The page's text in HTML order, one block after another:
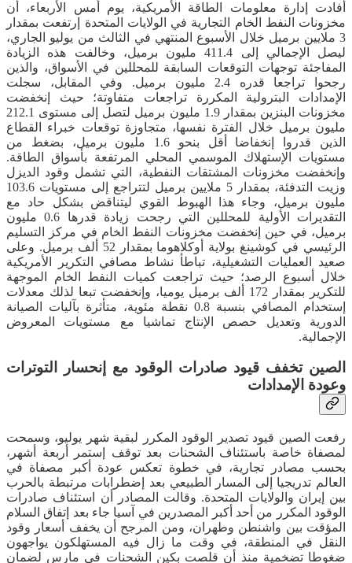
أفادت إدارة معلومات الطاقة الأمريكية، يوم أمس الأربعاء، أن
مخزونات النفط الخام التجارية في الولايات المتحدة إرتفعت بمقدار
3 ملايين برميل خلال الأسبوع المنتهي في الثالث من يوليو الجاري،
ليصل الإجمالي إلى 411.4 مليون برميل، وخالفت هذه الزيادة
المفاجئة توجهات التوقعات السابقة للمحللين في الأسواق، والذين
رجحوا تراجعا قدره 2.4 مليون برميل. وفي المقابل، سجلت
الإمدادات البترولية المكررة تراجعات متفاوتة؛ حيث إنخفضت
مخزونات البنزين بمقدار 1.9 مليون برميل لتصل إلى مستوى 212.1
مليون برميل خلال الفترة نفسها، متجاوزة توقعات خبراء القطاع
الذين قدروا إنخفاضا أقل بنحو 1.6 مليون برميل، بضغط من
مستويات الإستهلاك الموسمي المحلي المرتفعة بأسواق الطاقة.
وإنخفضت مخزونات المشتقات النفطية، التي تشمل وقود الديزل
وزيت التدفئة، بمقدار 5 ملايين برميل لتتراجع إلى مستويات 103.6
مليون برميل، وجاء هذا الهبوط القوي ليتناقض بشكل حاد مع
التقديرات الأولية للمحللين التي رجحت زيادة قدرها 0.6 مليون
برميل، في حين إنخفضت مخزونات النفط الخام في مركز التسليم
الرئيسي في كوشينغ بولاية أوكلاهوما بمقدار 52 ألف برميل. وعلى
صعيد العمليات التشغيلية، تباطأ نشاط مصافي التكرير الأمريكية
خلال أسبوع الرصد؛ حيث تراجعت كميات النفط الخام الموجهة
للتكرير بمقدار 172 ألف برميل يوميا، وإنخفضت تبعا لذلك معدلات
إستخدام المصافي بنسبة 0.8 نقطة مئوية، متأثرة بآليات الصيانة
الدورية وتعديل حصص الإنتاج تماشيا مع مستويات المعروض
الإجمالية.
الصين تخفف قيود صادرات الوقود مع إنحسار التوترات
وعودة الإمدادات
رفعت الصين قيود تصدير الوقود المكرر لبقية شهر يوليو، وسمحت
لمصفاة خاصة باستئناف الشحنات بعد توقف إستمر أربعة أشهر،
بحسب مصادر تجارية، في خطوة تعكس عودة أكبر مصفاة في
العالم تدريجيا إلى المسار الطبيعي بعد إضطرابات مرتبطة بالحرب
بين إيران والولايات المتحدة. وقالت المصادر أن استئناف صادرات
الوقود المكرر من أحد أكبر المصدرين في آسيا جاء بعد إتفاق السلام
المؤقت بين واشنطن وطهران، ومن المرجح أن يخفف أسعار وقود
النقل في المنطقة، في وقت ما زال فيه المستهلكون يواجهون
ضغوطا تضخمية منذ أن قلصت بكين الشحنات في مارس لضمان